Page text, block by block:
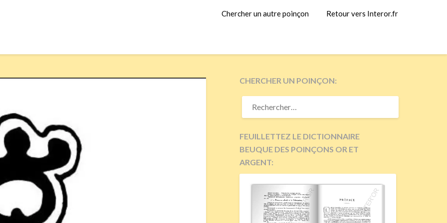
Chercher un autre poinçon Retour vers Interor.fr
CHERCHER UN POINÇON:
RECHERCHER :
FEUILLETTEZ LE DICTIONNAIRE
BEUQUE DES POINÇONS OR ET
ARGENT: